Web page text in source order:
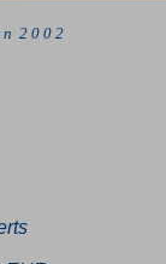
n 2 0 0 2